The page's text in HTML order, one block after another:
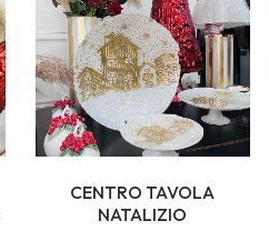
CENTRO TAVOLA
NATALIZIO